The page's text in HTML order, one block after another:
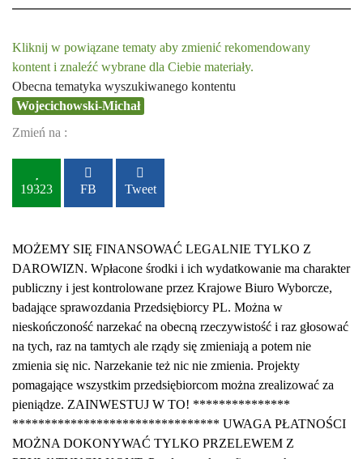
Kliknij w powiązane tematy aby zmienić rekomendowany
kontent i znaleźć wybrane dla Ciebie materiały.
Obecna tematyka wyszukiwanego kontentu
Wojecichowski-Michał
Zmień na :
19323 FB Tweet
MOŻEMY SIĘ FINANSOWAĆ LEGALNIE TYLKO Z
DAROWIZN. Wpłacone środki i ich wydatkowanie ma charakter
publiczny i jest kontrolowane przez Krajowe Biuro Wyborcze,
badające sprawozdania Przedsiębiorcy PL. Można w
nieskończoność narzekać na obecną rzeczywistość i raz głosować
na tych, raz na tamtych ale rządy się zmieniają a potem nie
zmienia się nic. Narzekanie też nic nie zmienia. Projekty
pomagające wszystkim przedsiębiorcom można zrealizować za
pieniądze. ZAINWESTUJ W TO! ***************
******************************** UWAGA PŁATNOŚCI
MOŻNA DOKONYWAĆ TYLKO PRZELEWEM Z